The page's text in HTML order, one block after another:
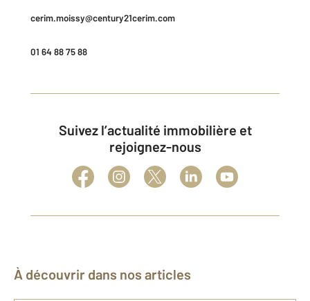
cerim.moissy@century21cerim.com
01 64 88 75 88
Suivez l’actualité immobilière et
rejoignez-nous
À découvrir dans nos articles